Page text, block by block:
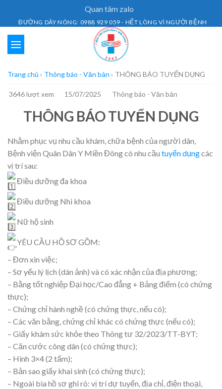
Quan tâm zalo
ĐƯỜNG DÂY NÓNG: 0988 929 059 - HẾT LÒNG VÌ NGƯỜI BỆNH
Trang chủ › Thông báo - Văn bản › THÔNG BÁO TUYỂN DỤNG
3646 lượt xem 15/07/2025 Thông báo - Văn bản
THÔNG BÁO TUYỂN DỤNG
Nhằm phục vụ nhu cầu khám, chữa bệnh của người dân,
Bệnh viện Quân Dân Y Miền Đông có nhu cầu tuyển dụngcác
vị trí sau:
Điều dưỡng đa khoa
Điều dưỡng Nhi khoa
Nữ hộ sinh
YÊU CẦU HỒ SƠ GỒM:
– Đơn xin việc;
– Sơ yếu lý lịch (dán ảnh) và có xác nhận của địa phương;
– Bằng tốt nghiệp Đại học/Cao đẳng + Bảng điểm (có chứng
thực);
– Chứng chỉ hành nghề (có chứng thực, nếu có);
– Các văn bằng, chứng chỉ khác có chứng thực (nếu có);
– Giấy khám sức khỏe theo Thông tư 32/2023/TT-BYT;
– Căn cước công dân (có chứng thực);
– Hình 3×4 (2 tấm);
– Bản sao giấy khai sinh (có chứng thực);
– Ngoài bìa hồ sơ ghi rõ: vị trí dự tuyển, địa chỉ, điện thoại,